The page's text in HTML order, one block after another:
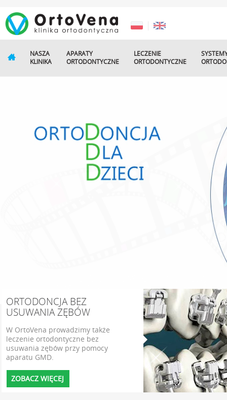
NASZA
KLINIKA
APARATY
ORTODONTYCZNE
LECZENIE
ORTODONTYCZNE
ORTODONCJA BEZ
USUWANIA ZĘBÓW
W OrtoVena prowadzimy także
leczenie ortodontyczne bez
usuwania zębów przy pomocy
aparatu GMD.
ZOBACZ WIĘCEJ